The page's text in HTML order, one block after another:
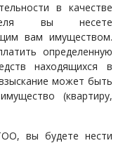
в качестве
вы несете
вам имуществом.
определенную
находящихся в
может быть
(квартиру,
вы будете нести